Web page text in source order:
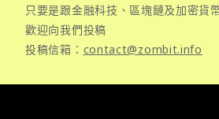
只要是跟金融科技、區塊鏈及加密貨
歡迎向我們投稿
投稿信箱： contact@zombit.info